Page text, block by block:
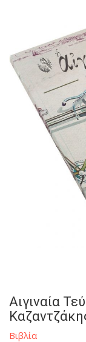
Αιγιναία
Βιβλία